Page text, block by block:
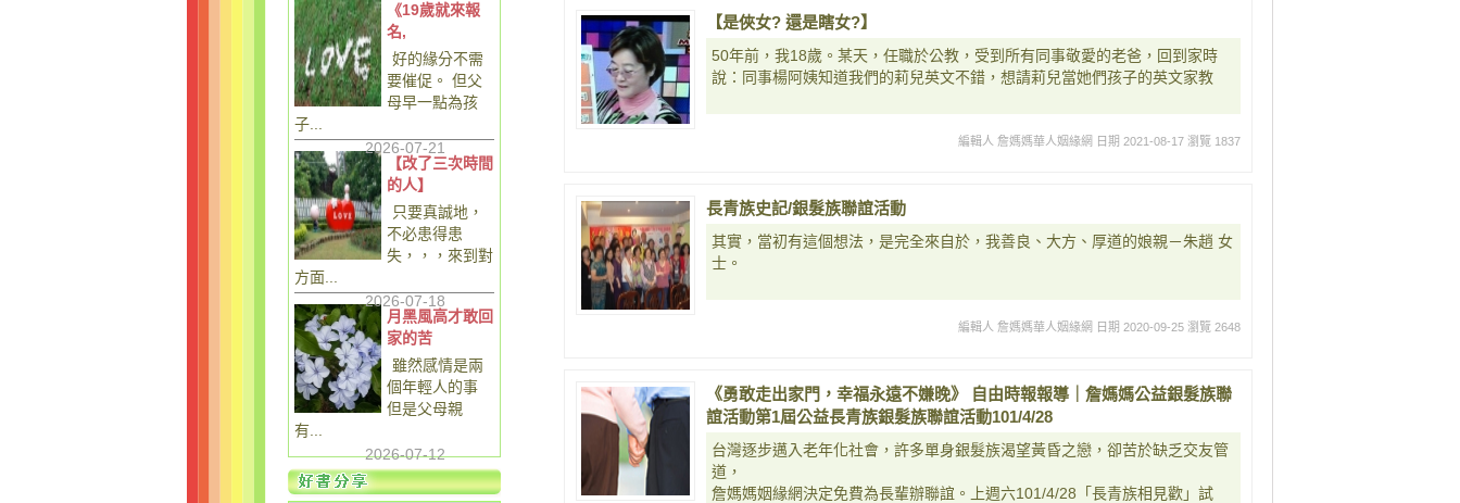
《19歲就來報
名,
好的緣分不需
要催促。 但父
母早一點為孩
子...
2026-07-21
【改了三次時間
的人】
只要真誠地，
不必患得患
失，，，來到對
方面...
2026-07-18
月黑風高才敢回
家的苦
雖然感情是兩
個年輕人的事
但是父母親
有...
2026-07-12
【是俠女? 還是瞎女?】
50年前，我18歲。某天，任職於公教，受到所有同事敬愛的老爸，回到家時
說：同事楊阿姨知道我們的莉兒英文不錯，想請莉兒當她們孩子的英文家教
編輯人 詹媽媽華人姻緣網 日期 2021-08-17 瀏覽 1837
長青族史記/銀髮族聯誼活動
其實，當初有這個想法，是完全來自於，我善良、大方、厚道的娘親－朱趙 女
士。
編輯人 詹媽媽華人姻緣網 日期 2020-09-25 瀏覽 2648
《勇敢走出家門，幸福永遠不嫌晚》 自由時報報導｜詹媽媽公益銀髮族聯
誼活動第1屆公益長青族銀髮族聯誼活動101/4/28
台灣逐步邁入老年化社會，許多單身銀髮族渴望黃昏之戀，卻苦於缺乏交友管
道，
詹媽媽姻緣網決定免費為長輩辦聯誼。上週六101/4/28「長青族相見歡」試